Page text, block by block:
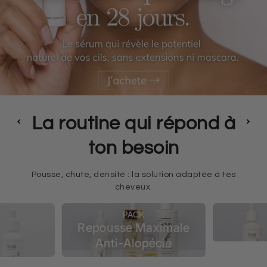
La routine qui répond à
ton besoin
Pousse, chute, densité : la solution adaptée à tes
cheveux.
PACK
Repousse Maximale
Anti-Alopécie